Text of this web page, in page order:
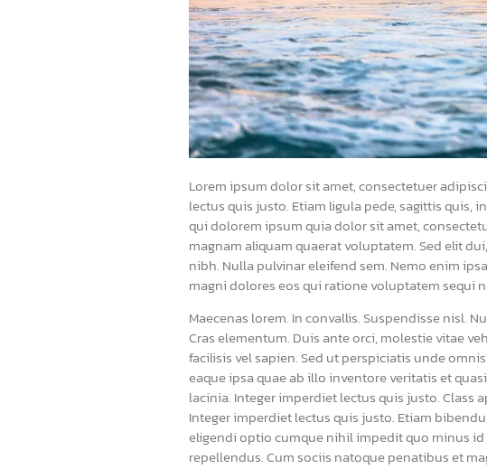
Lorem ipsum dolor sit amet, consectetuer
lectus quis justo. Etiam ligula pede, sagittis quis,
qui dolorem ipsum quia dolor sit amet,
magnam aliquam quaerat voluptatem. Sed elit
nibh. Nulla pulvinar eleifend sem. Nemo enim
magni dolores eos qui ratione voluptatem sequi
Maecenas lorem. In convallis. Suspendisse nisl.
Cras elementum. Duis ante orci, molestie vitae
facilisis vel sapien. Sed ut perspiciatis unde
eaque ipsa quae ab illo inventore veritatis et
lacinia. Integer imperdiet lectus quis justo.
Integer imperdiet lectus quis justo. Etiam
eligendi optio cumque nihil impedit quo minus
repellendus. Cum sociis natoque penatibus et